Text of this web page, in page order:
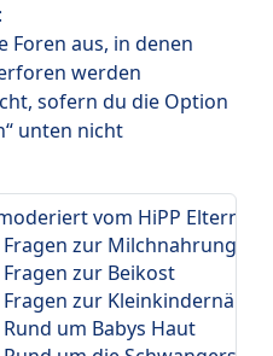
Foren aus, in denen
werden
sofern du die Option
unten nicht